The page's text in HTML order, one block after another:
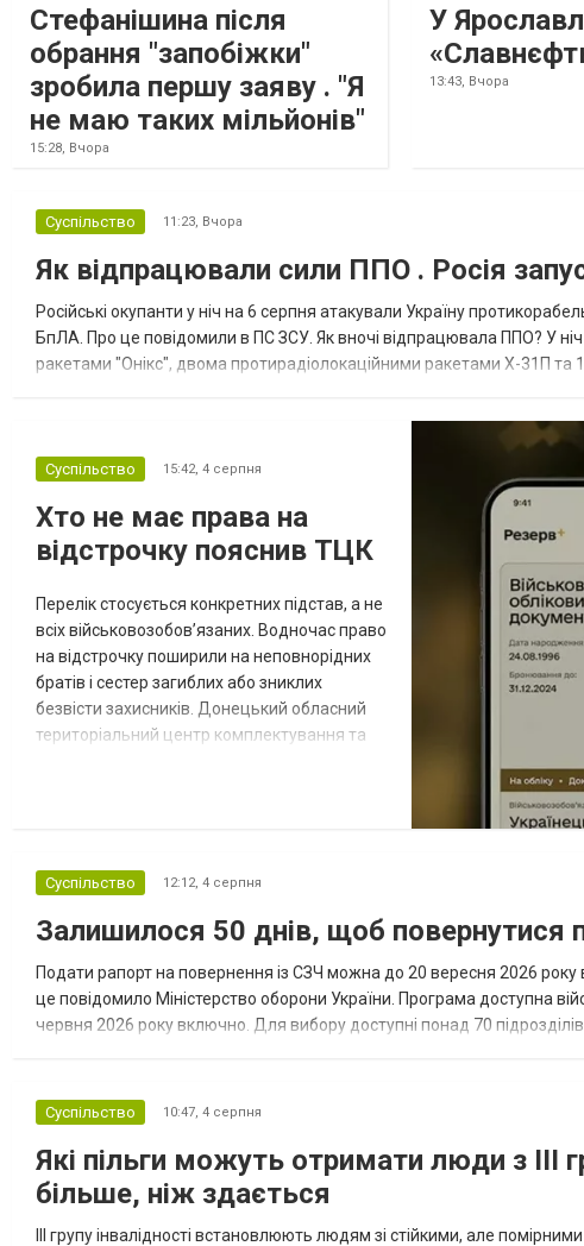
Стефанішина після
обрання "запобіжки"
зробила першу заяву . "Я
не маю таких мільйонів"
15:28, Вчора
У
13:43, Вчора
Суспільство 11:23, Вчора
Як відпрацювали сили ППО . Росія
Російські окупанти у ніч на 6 серпня атакували Україну
БпЛА. Про це повідомили в ПС ЗСУ. Як вночі відпрацювала ППО? У
ракетами "Онікс", двома протирадіолокаційними ракетами Х-31П та
Суспільство 15:42, 4 серпня
Хто не має права на
відстрочку пояснив ТЦК
Перелік стосується конкретних підстав, а не
всіх військовозобов’язаних. Водночас право
на відстрочку поширили на неповнорідних
братів і сестер загиблих або зниклих
безвісти захисників. Донецький обласний
територіальний центр комплектування та
студенти, боржники з аліме...
Суспільство 12:12, 4 серпня
Залишилося 50 днів, щоб
Подати рапорт на повернення із СЗЧ можна до 20 вересня 2026 року
це повідомило Міністерство оборони України. Програма доступна
червня 2026 року включно. Для вибору доступні понад 70
Суспільство 10:47, 4 серпня
Які пільги можуть отримати люди з III
більше, ніж здається
III групу інвалідності встановлюють людям зі стійкими, але